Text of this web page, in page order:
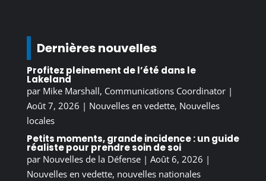
Dernières nouvelles
Profitez pleinement de l’été dans le
Lakeland
par Mike Marshall, Communications Coordinator|
Août 7, 2026 | Nouvelles en vedette, Nouvelles
locales
Petits moments, grande incidence : un guide
réaliste pour prendre soin de soi
par Nouvelles de la Défense| Août 6, 2026 |
Nouvelles en vedette, nouvelles nationales